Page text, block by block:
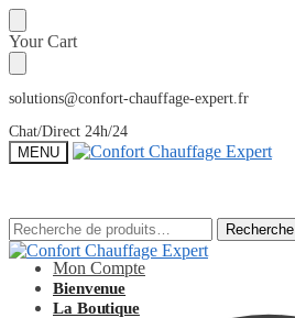
Sauter
à
la
navigation
Skip
to
content
Your Cart
solutions@confort-chauffage-expert.fr
Chat/Direct 24h/24
MENU
Recherche
pour :
Recherche
Mon Compte
Recherche
pour :
Recherche
Bienvenue
La Boutique